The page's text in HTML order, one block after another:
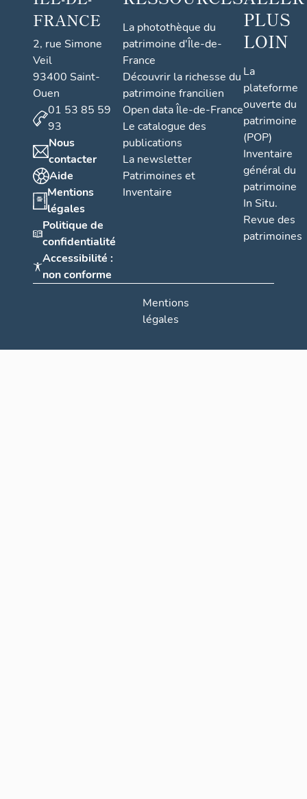
FRANCE
2, rue Simone
Veil
93400 Saint-
Ouen
01 53 85 59
93
Nous
contacter
Aide
Mentions
légales
Politique de
confidentialité
Accessibilité :
non conforme
La photothèque du
patrimoine d'Île-de-
France
Découvrir la richesse du
patrimoine francilien
Open data Île-de-France
Le catalogue des
publications
La newsletter
Patrimoines et
Inventaire
PLUS
LOIN
La
plateforme
ouverte du
patrimoine
(POP)
Inventaire
général du
patrimoine
In Situ.
Revue des
patrimoines
Mentions
légales